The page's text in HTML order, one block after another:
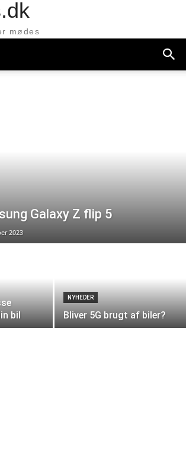
mødes
Galaxy Z flip 5
2023
bil
NYHEDER
Bliver 5G brugt af biler?